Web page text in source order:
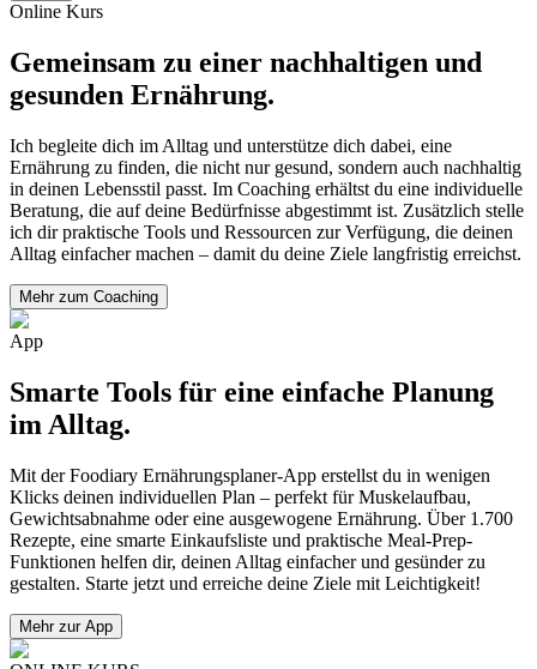
Online Kurs
Gemeinsam zu einer nachhaltigen und
gesunden Ernährung.
Ich begleite dich im Alltag und unterstütze dich dabei, eine
Ernährung zu finden, die nicht nur gesund, sondern auch nachhaltig
in deinen Lebensstil passt. Im Coaching erhältst du eine individuelle
Beratung, die auf deine Bedürfnisse abgestimmt ist. Zusätzlich stelle
ich dir praktische Tools und Ressourcen zur Verfügung, die deinen
Alltag einfacher machen – damit du deine Ziele langfristig erreichst.
Mehr zum Coaching
App
Smarte Tools für eine einfache Planung
im Alltag.
Mit der Foodiary Ernährungsplaner-App erstellst du in wenigen
Klicks deinen individuellen Plan – perfekt für Muskelaufbau,
Gewichtsabnahme oder eine ausgewogene Ernährung. Über 1.700
Rezepte, eine smarte Einkaufsliste und praktische Meal-Prep-
Funktionen helfen dir, deinen Alltag einfacher und gesünder zu
gestalten. Starte jetzt und erreiche deine Ziele mit Leichtigkeit!
Mehr zur App